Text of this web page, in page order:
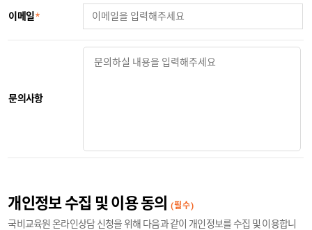
이메일*
문의사항
개인정보 수집 및 이용 동의(필수)
국비교육원 온라인상담 신청을 위해 다음과 같이 개인정보를 수집 및 이용합니